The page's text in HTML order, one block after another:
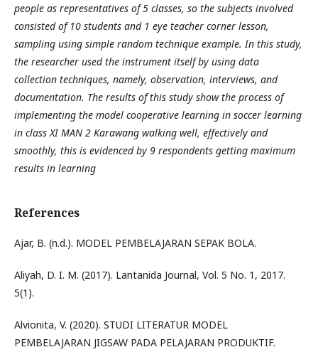
people as representatives of 5 classes, so the subjects involved
consisted of 10 students and 1 eye teacher corner lesson,
sampling using simple random technique example. In this study,
the researcher used the instrument itself by using data
collection techniques, namely, observation, interviews, and
documentation. The results of this study show the process of
implementing the model cooperative learning in soccer learning
in class XI MAN 2 Karawang walking well, effectively and
smoothly, this is evidenced by 9 respondents getting maximum
results in learning
References
Ajar, B. (n.d.). MODEL PEMBELAJARAN SEPAK BOLA.
Aliyah, D. I. M. (2017). Lantanida Journal, Vol. 5 No. 1, 2017.
5(1).
Alvionita, V. (2020). STUDI LITERATUR MODEL
PEMBELAJARAN JIGSAW PADA PELAJARAN PRODUKTIF.